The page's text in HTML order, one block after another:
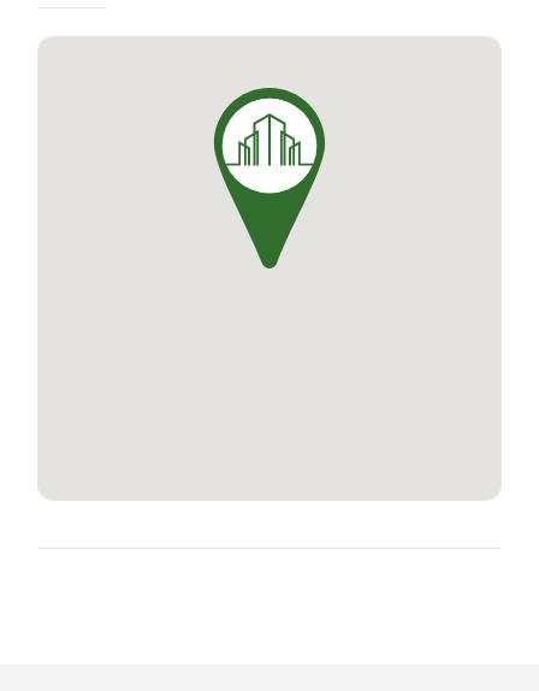
intérieurs conviviaux avec une grande attention
portée aux détails. Chaque appartement a été
conçu avec des matériaux de qualité et des
finitions soignées, créant une atmosphère
confortable et lumineuse. La résidence
comprend également un parking pour faciliter
l'accès et la commodité de ses résidents.